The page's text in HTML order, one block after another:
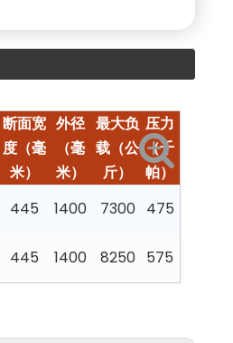
断面宽
度（毫
米）
外径
（毫
米）
最大负
载（公
斤）
压力
（千
帕）
445 1400 7300 475
445 1400 8250 575